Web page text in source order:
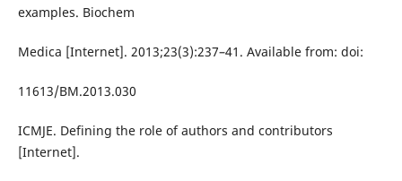
examples. Biochem
Medica [Internet]. 2013;23(3):237–41. Available from: doi:
11613/BM.2013.030
ICMJE. Defining the role of authors and contributors
[Internet].